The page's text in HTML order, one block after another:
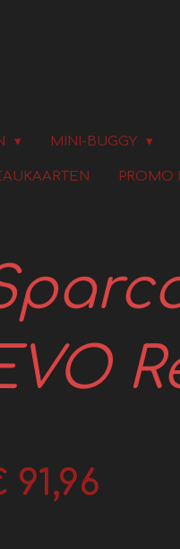
MINI-BUGGY
PROMO
91,96